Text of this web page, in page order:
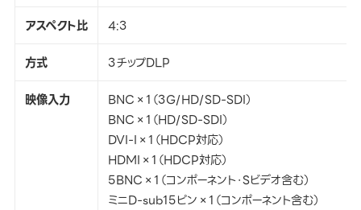
アスペクト比
4:3
方式
3チップDLP
映像入力
BNC×1（3G/HD/SD-SDI）
BNC×1（HD/SD-SDI）
DVI-I×1（HDCP対応）
HDMI×1（HDCP対応）
5BNC×1（コンポーネント・Sビデオ含む）
ミニD-sub15ピン×1（コンポーネント含む）